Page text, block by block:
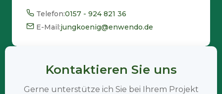
Telefon:0157 - 924 821 36
E-Mail:jungkoenig@enwendo.de
Kontaktieren Sie uns
Gerne unterstütze ich Sie bei Ihrem Projekt